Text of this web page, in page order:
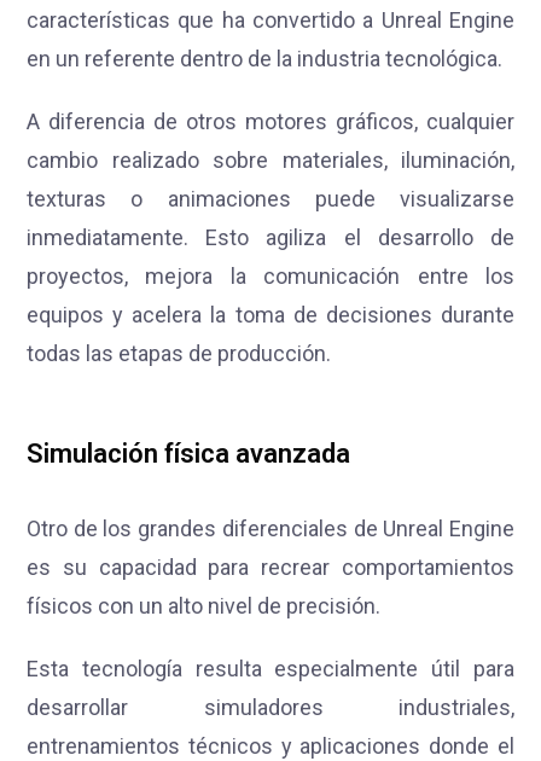
características que ha convertido a Unreal Engine
en un referente dentro de la industria tecnológica.
A diferencia de otros motores gráficos, cualquier
cambio realizado sobre materiales, iluminación,
texturas o animaciones puede visualizarse
inmediatamente. Esto agiliza el desarrollo de
proyectos, mejora la comunicación entre los
equipos y acelera la toma de decisiones durante
todas las etapas de producción.
Simulación física avanzada
Otro de los grandes diferenciales de Unreal Engine
es su capacidad para recrear comportamientos
físicos con un alto nivel de precisión.
Esta tecnología resulta especialmente útil para
desarrollar simuladores industriales,
entrenamientos técnicos y aplicaciones donde el